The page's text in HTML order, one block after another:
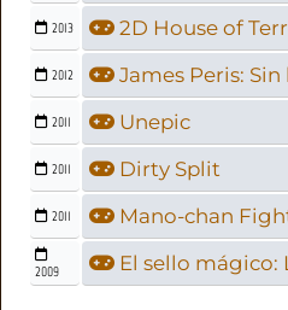
2013 2D House of
2012 James Peris:
2011 Unepic
2011 Dirty Split
2011 Mano-chan
2009 El sello mágico: